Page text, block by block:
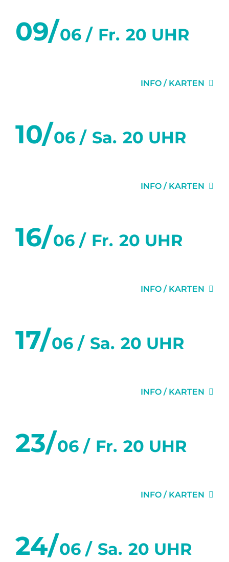
09/06 / Fr. 20 UHR
INFO / KARTEN
10/06 / Sa. 20 UHR
INFO / KARTEN
16/06 / Fr. 20 UHR
INFO / KARTEN
17/06 / Sa. 20 UHR
INFO / KARTEN
23/06 / Fr. 20 UHR
INFO / KARTEN
24/06 / Sa. 20 UHR